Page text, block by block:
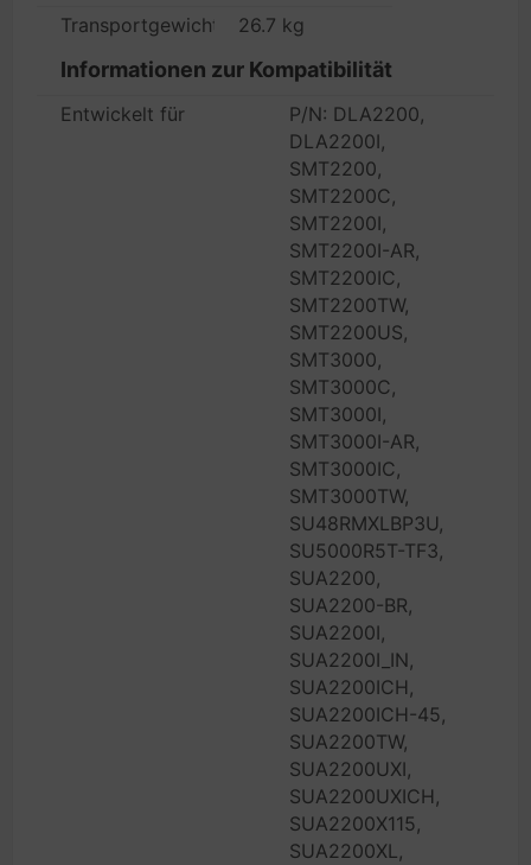
Transportgewicht 26.7 kg
Informationen zur Kompatibilität
Entwickelt für
P/N: DLA2200,
DLA2200I,
SMT2200,
SMT2200C,
SMT2200I,
SMT2200I-AR,
SMT2200IC,
SMT2200TW,
SMT2200US,
SMT3000,
SMT3000C,
SMT3000I,
SMT3000I-AR,
SMT3000IC,
SMT3000TW,
SU48RMXLBP3U,
SU5000R5T-TF3,
SUA2200,
SUA2200-BR,
SUA2200I,
SUA2200I_IN,
SUA2200ICH,
SUA2200ICH-45,
SUA2200TW,
SUA2200UXI,
SUA2200UXICH,
SUA2200X115,
SUA2200XL,